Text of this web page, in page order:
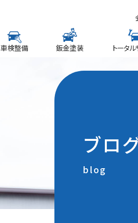
車検整備 鈑金塗装 トータ
ブロ
blog